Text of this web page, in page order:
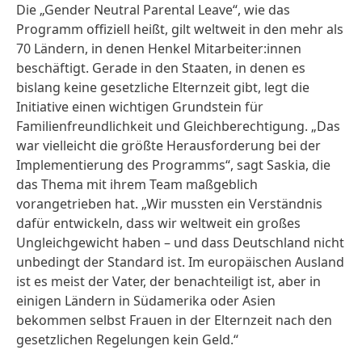
Die „Gender Neutral Parental Leave“, wie das
Programm offiziell heißt, gilt weltweit in den mehr als
70 Ländern, in denen Henkel Mitarbeiter:innen
beschäftigt. Gerade in den Staaten, in denen es
bislang keine gesetzliche Elternzeit gibt, legt die
Initiative einen wichtigen Grundstein für
Familienfreundlichkeit und Gleichberechtigung. „Das
war vielleicht die größte Herausforderung bei der
Implementierung des Programms“, sagt Saskia, die
das Thema mit ihrem Team maßgeblich
vorangetrieben hat. „Wir mussten ein Verständnis
dafür entwickeln, dass wir weltweit ein großes
Ungleichgewicht haben – und dass Deutschland nicht
unbedingt der Standard ist. Im europäischen Ausland
ist es meist der Vater, der benachteiligt ist, aber in
einigen Ländern in Südamerika oder Asien
bekommen selbst Frauen in der Elternzeit nach den
gesetzlichen Regelungen kein Geld.“